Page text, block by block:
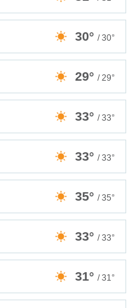
30° / 30°
29° / 29°
33° / 33°
33° / 33°
35° / 35°
33° / 33°
31° / 31°